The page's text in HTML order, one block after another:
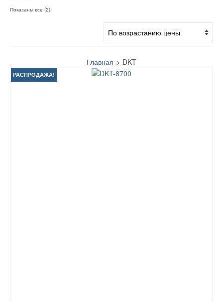
Показаны все (2)Цены:
Главная > DKT
РАСПРОДАЖА!